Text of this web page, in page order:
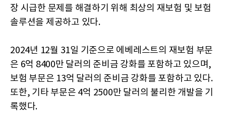
장 시급한 문제를 해결하기 위해 최상의 재보험 및 보험
솔루션을 제공하고 있다.
2024년 12월 31일 기준으로 에베레스트의 재보험 부문
은 6억 8400만 달러의 준비금 강화를 포함하고 있으며,
보험 부문은 13억 달러의 준비금 강화를 포함하고 있다.
또한, 기타 부문은 4억 2500만 달러의 불리한 개발을 기
록했다.